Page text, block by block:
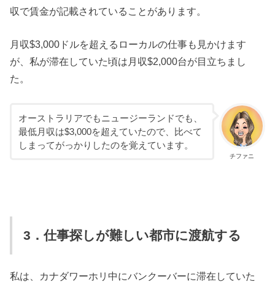
収で賃金が記載されていることがあります。
月収$3,000ドルを超えるローカルの仕事も見かけます
が、私が滞在していた頃は月収$2,000台が目立ちまし
た。
チファニ
オーストラリアでもニュージーランドでも、
最低月収は$3,000を超えていたので、比べて
しまってがっかりしたのを覚えています。
3．仕事探しが難しい都市に渡航する
私は、カナダワーホリ中にバンクーバーに滞在していた